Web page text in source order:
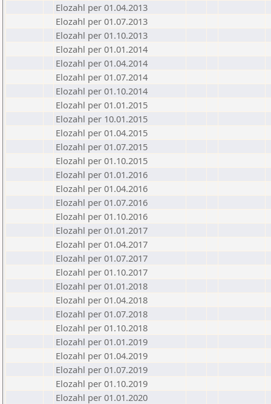
Elozahl per 01.04.2013
Elozahl per 01.07.2013
Elozahl per 01.10.2013
Elozahl per 01.01.2014
Elozahl per 01.04.2014
Elozahl per 01.07.2014
Elozahl per 01.10.2014
Elozahl per 01.01.2015
Elozahl per 10.01.2015
Elozahl per 01.04.2015
Elozahl per 01.07.2015
Elozahl per 01.10.2015
Elozahl per 01.01.2016
Elozahl per 01.04.2016
Elozahl per 01.07.2016
Elozahl per 01.10.2016
Elozahl per 01.01.2017
Elozahl per 01.04.2017
Elozahl per 01.07.2017
Elozahl per 01.10.2017
Elozahl per 01.01.2018
Elozahl per 01.04.2018
Elozahl per 01.07.2018
Elozahl per 01.10.2018
Elozahl per 01.01.2019
Elozahl per 01.04.2019
Elozahl per 01.07.2019
Elozahl per 01.10.2019
Elozahl per 01.01.2020